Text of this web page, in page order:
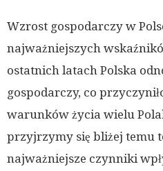
Wzrost gospodarczy w
najważniejszych
ostatnich latach Polska
gospodarczy, co
warunków życia wielu
przyjrzymy się bliżej temu
najważniejsze czynniki